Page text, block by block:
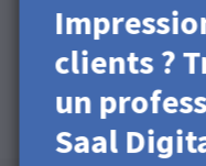
clients ?
un
Saal